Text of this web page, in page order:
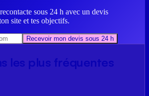
sous 24 h avec un devis
site et tes objectifs.
Recevoir mon devis sous 24 h
les plus fréquentes